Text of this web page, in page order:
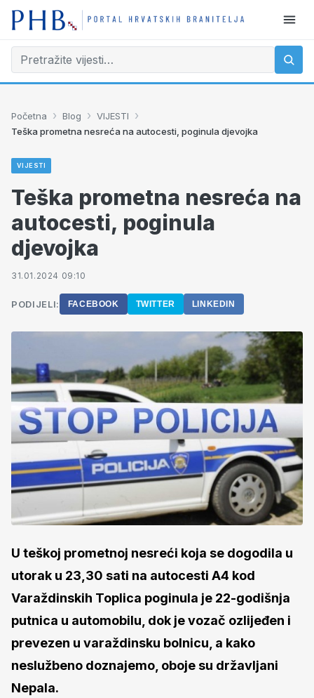
Početna › Blog › VIJESTI ›
Teška prometna nesreća na autocesti, poginula djevojka
VIJESTI
Teška prometna nesreća na
autocesti, poginula
djevojka
31.01.2024 09:10
PODIJELI: FACEBOOK TWITTER LINKEDIN
U teškoj prometnoj nesreći koja se dogodila u
utorak u 23,30 sati na autocesti A4 kod
Varaždinskih Toplica poginula je 22-godišnja
putnica u automobilu, dok je vozač ozlijeđen i
prevezen u varaždinsku bolnicu, a kako
neslužbeno doznajemo, oboje su državljani
Nepala.